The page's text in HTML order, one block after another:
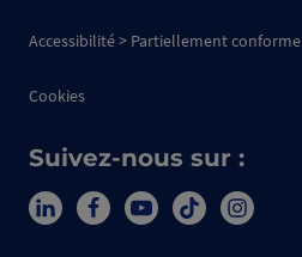
Accessibilité > Partiellement conforme
Cookies
Suivez-nous sur :